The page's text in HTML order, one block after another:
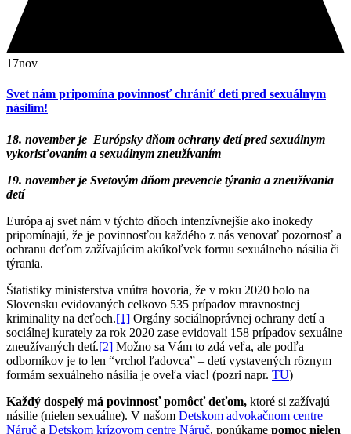
17nov
Svet nám pripomína povinnosť chrániť deti pred sexuálnym
násilím!
18. november je Európsky dňom ochrany detí pred sexuálnym
vykorisťovaním a sexuálnym zneužívaním
19. november je Svetovým dňom prevencie týrania a zneužívania
detí
Európa aj svet nám v týchto dňoch intenzívnejšie ako inokedy
pripomínajú, že je povinnosťou každého z nás venovať pozornosť a
ochranu deťom zažívajúcim akúkoľvek formu sexuálneho násilia či
týrania.
Štatistiky ministerstva vnútra hovoria, že v roku 2020 bolo na
Slovensku evidovaných celkovo 535 prípadov mravnostnej
kriminality na deťoch.[1] Orgány sociálnoprávnej ochrany detí a
sociálnej kurately za rok 2020 zase evidovali 158 prípadov sexuálne
zneužívaných detí.[2] Možno sa Vám to zdá veľa, ale podľa
odborníkov je to len “vrchol ľadovca” – detí vystavených rôznym
formám sexuálneho násilia je oveľa viac! (pozri napr. TU)
Každý dospelý má povinnosť pomôcť deťom, ktoré si zažívajú
násilie (nielen sexuálne). V našom Detskom advokačnom centre
Náruč a Detskom krízovom centre Náruč, ponúkame pomoc nielen